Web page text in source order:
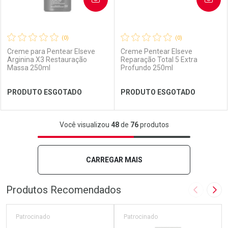
Ver Desconto Convênio Ver Desconto Convênio
(0)
Creme para Pentear Elseve
Arginina X3 Restauração
Massa 250ml
PRODUTO ESGOTADO
FECHAR
FECHAR
(0)
Creme Pentear Elseve
Reparação Total 5 Extra
Profundo 250ml
PRODUTO ESGOTADO
Você visualizou 48de 76produtos
CARREGAR MAIS
Produtos Recomendados Imagem
Patrocinado Patrocinado